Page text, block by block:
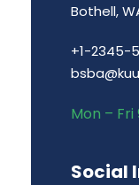
Bothell,
+1-2345-
Mon – Fri
Social